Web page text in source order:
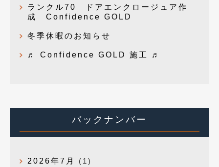
ランクル70 ドアエンクロージュア作
成 Confidence GOLD
冬季休暇のお知らせ
♬ Confidence GOLD 施工 ♬
バックナンバー
2026年7月 (1)